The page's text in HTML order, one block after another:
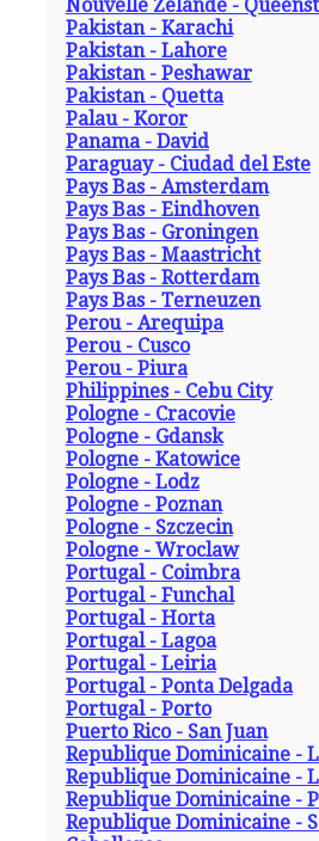
Nouvelle Zelande -
Pakistan - Karachi
Pakistan - Lahore
Pakistan - Peshawar
Pakistan - Quetta
Palau - Koror
Panama - David
Paraguay - Ciudad del Este
Pays Bas - Amsterdam
Pays Bas - Eindhoven
Pays Bas - Groningen
Pays Bas - Maastricht
Pays Bas - Rotterdam
Pays Bas - Terneuzen
Perou - Arequipa
Perou - Cusco
Perou - Piura
Philippines - Cebu City
Pologne - Cracovie
Pologne - Gdansk
Pologne - Katowice
Pologne - Lodz
Pologne - Poznan
Pologne - Szczecin
Pologne - Wroclaw
Portugal - Coimbra
Portugal - Funchal
Portugal - Horta
Portugal - Lagoa
Portugal - Leiria
Portugal - Ponta Delgada
Portugal - Porto
Puerto Rico - San Juan
Republique Dominicaine -
Republique Dominicaine -
Republique Dominicaine -
Republique Dominicaine -